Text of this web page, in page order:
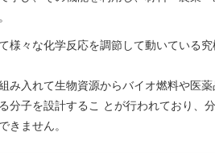
様々な化学反応を調節して動いている
み入れて生物資源からバイオ燃料や医
分子を設計するこ とが行われており、
きません。